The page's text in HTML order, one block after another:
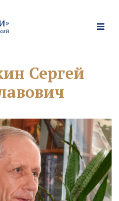
Сергей